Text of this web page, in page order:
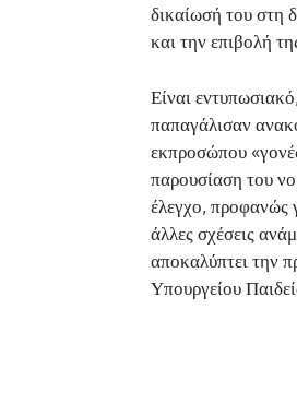
δικαίωσή του στη
και την επιβολή
Είναι
παπαγάλισαν
εκπροσώπου
παρουσίαση του
έλεγχο, προφανώς
άλλες σχέσεις
αποκαλύπτει την
Υπουργείου